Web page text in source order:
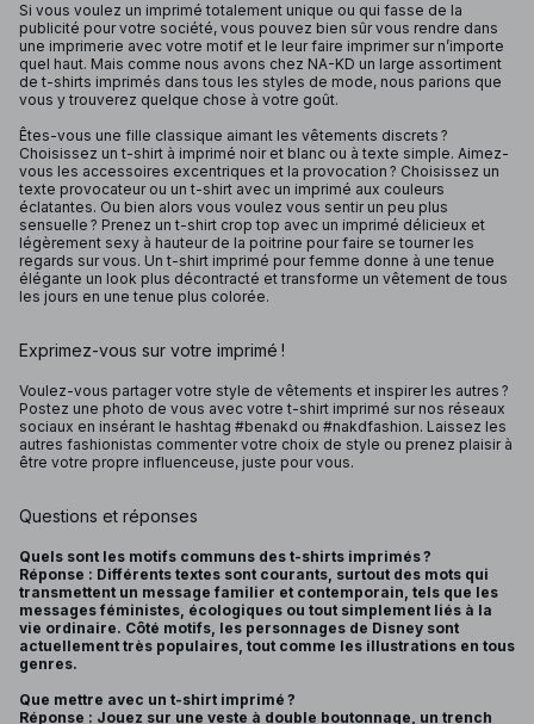
Si vous voulez un imprimé totalement unique ou qui fasse de la
publicité pour votre société, vous pouvez bien sûr vous rendre dans
une imprimerie avec votre motif et le leur faire imprimer sur n’importe
quel haut. Mais comme nous avons chez NA-KD un large assortiment
de t-shirts imprimés dans tous les styles de mode, nous parions que
vous y trouverez quelque chose à votre goût.
Êtes-vous une fille classique aimant les vêtements discrets ?
Choisissez un t-shirt à imprimé noir et blanc ou à texte simple. Aimez-
vous les accessoires excentriques et la provocation ? Choisissez un
texte provocateur ou un t-shirt avec un imprimé aux couleurs
éclatantes. Ou bien alors vous voulez vous sentir un peu plus
sensuelle ? Prenez un t-shirt crop top avec un imprimé délicieux et
légèrement sexy à hauteur de la poitrine pour faire se tourner les
regards sur vous. Un t-shirt imprimé pour femme donne à une tenue
élégante un look plus décontracté et transforme un vêtement de tous
les jours en une tenue plus colorée.
Exprimez-vous sur votre imprimé !
Voulez-vous partager votre style de vêtements et inspirer les autres ?
Postez une photo de vous avec votre t-shirt imprimé sur nos réseaux
sociaux en insérant le hashtag #benakd ou #nakdfashion. Laissez les
autres fashionistas commenter votre choix de style ou prenez plaisir à
être votre propre influenceuse, juste pour vous.
Questions et réponses
Quels sont les motifs communs des t-shirts imprimés ?
Réponse : Différents textes sont courants, surtout des mots qui
transmettent un message familier et contemporain, tels que les
messages féministes, écologiques ou tout simplement liés à la
vie ordinaire. Côté motifs, les personnages de Disney sont
actuellement très populaires, tout comme les illustrations en tous
genres.
Que mettre avec un t-shirt imprimé ?
Réponse : Jouez sur une veste à double boutonnage, un trench